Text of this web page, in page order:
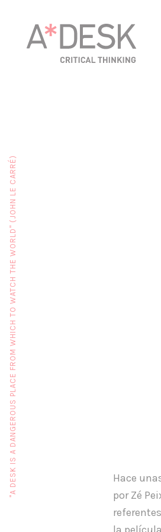
Hace
por Zé
"A DESK IS A DANGEROUS PLACE FROM WHICH TO WATCH THE WORLD" (JOHN LE CARRÉ)